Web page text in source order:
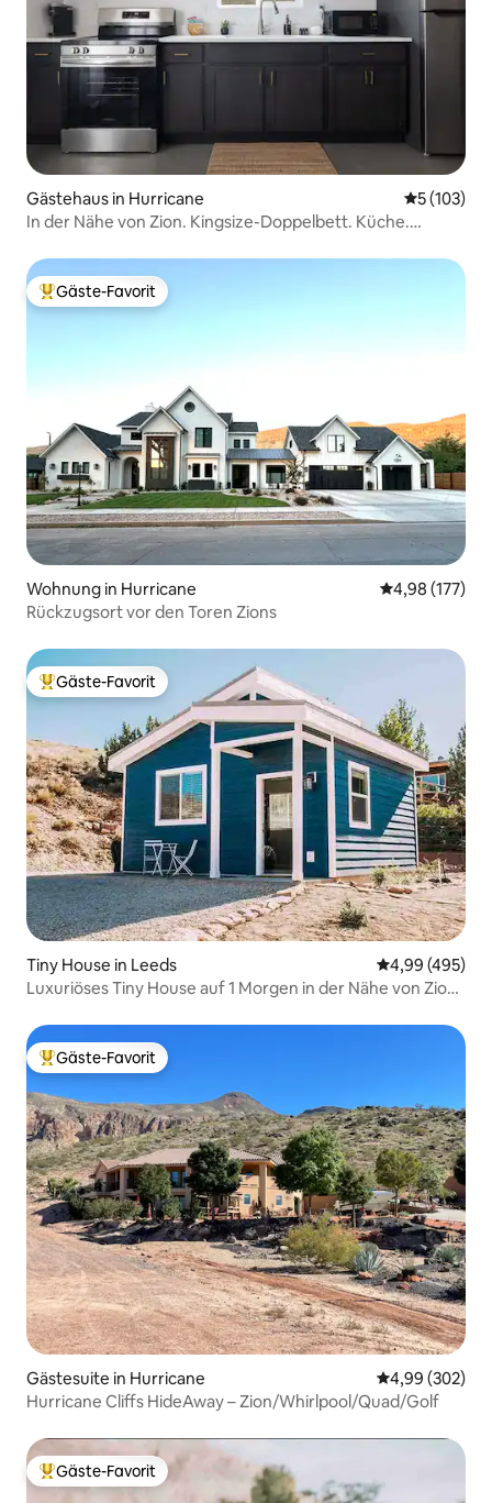
Gästehaus in Hurricane
5 (103)
In der Nähe von Zion. Kingsize-Doppelbett. Küche.
Beliebter Gäste-Favorit.
Gäste-Favorit
Wohnung in Hurricane
4,98 (177)
Rückzugsort vor den Toren Zions
Beliebter Gäste-Favorit.
Gäste-Favorit
Tiny House in Leeds
4,99 (495)
Luxuriöses Tiny House auf 1 Morgen in der Nähe von Zion
Beliebter Gäste-Favorit.
Gäste-Favorit
Gästesuite in Hurricane
4,99 (302)
Hurricane Cliffs HideAway – Zion/Whirlpool/Quad/Golf
Beliebter Gäste-Favorit.
Gäste-Favorit